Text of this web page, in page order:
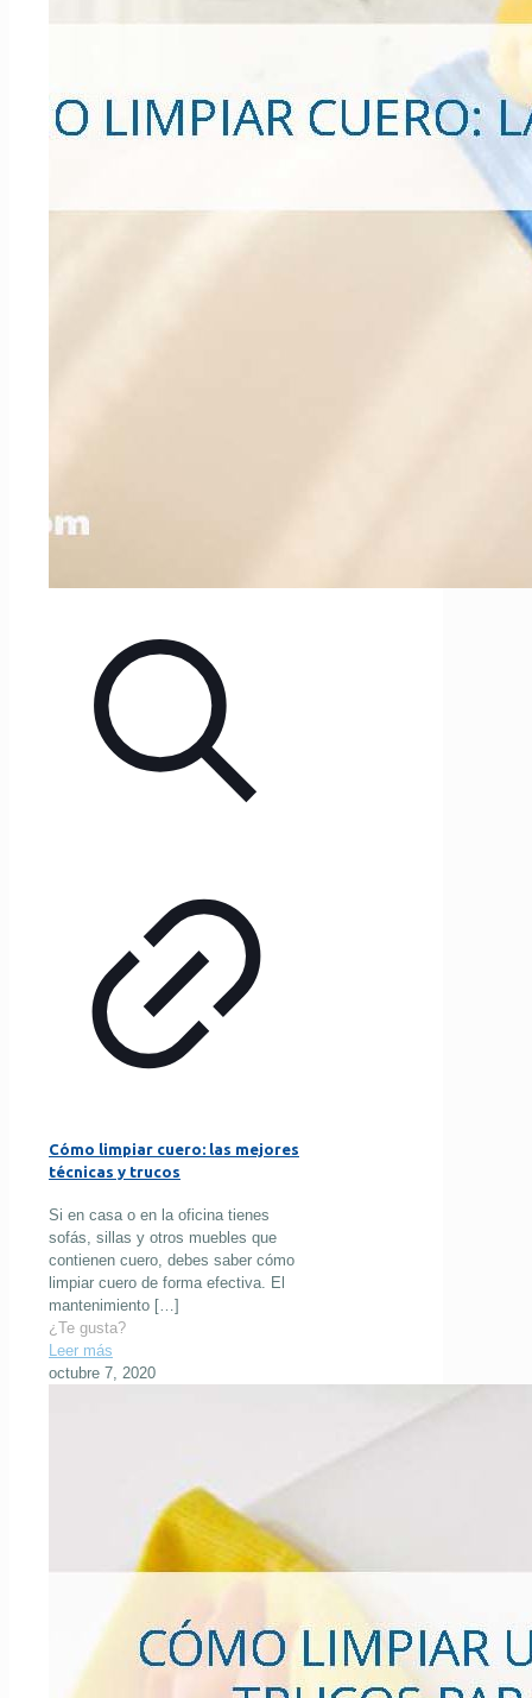
Cómo limpiar cuero: las mejores
técnicas y trucos
Si en casa o en la oficina tienes
sofás, sillas y otros muebles que
contienen cuero, debes saber cómo
limpiar cuero de forma efectiva. El
mantenimiento […]
¿Te gusta?
Leer más
octubre 7, 2020